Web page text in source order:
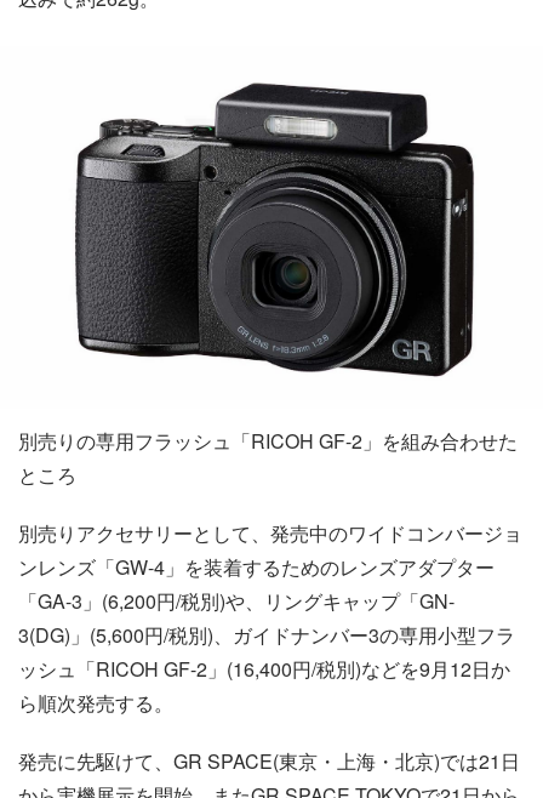
別売りの専用フラッシュ「RICOH GF-2」を組み合わせた
ところ
別売りアクセサリーとして、発売中のワイドコンバージョ
ンレンズ「GW-4」を装着するためのレンズアダプター
「GA-3」(6,200円/税別)や、リングキャップ「GN-
3(DG)」(5,600円/税別)、ガイドナンバー3の専用小型フラ
ッシュ「RICOH GF-2」(16,400円/税別)などを9月12日か
ら順次発売する。
発売に先駆けて、GR SPACE(東京・上海・北京)では21日